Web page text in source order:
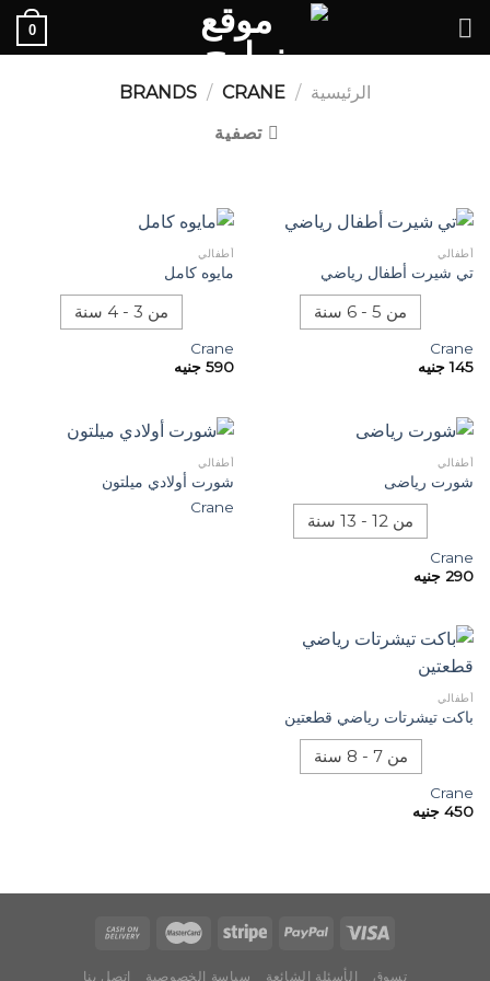
0
الرئيسية /
/ CRANE
تصفية
أطفالي
تي شيرت أطفال رياضي
من 5 - 6 سنة
Crane
145 جنيه
أطفالي
مايوه كامل
من 3 - 4 سنة
Crane
590 جنيه
أطفالي
شورت رياضى
من 12 - 13 سنة
Crane
290 جنيه
أطفالي
شورت أولادي ميلتون
Crane
أطفالي
باكت تيشرتات رياضي قطعتين
من 7 - 8 سنة
Crane
450 جنيه
تسوق الأسئلة الشائعة سياسة الخصوصية اتصل بنا